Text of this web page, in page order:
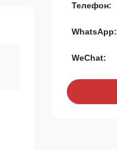
Телефон:
WhatsApp:
WeChat: